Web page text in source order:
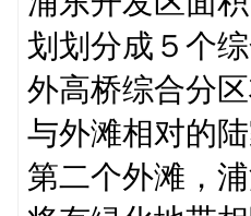
划划分成５个
外高桥综合分
与外滩相对的
第二个外滩，